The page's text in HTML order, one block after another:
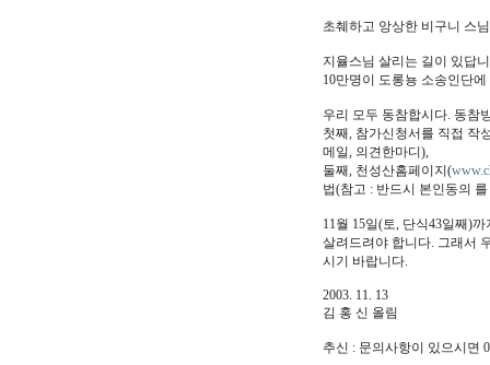
초췌하고 앙상한 비구니 스
지율스님 살리는 길이 있답
10만명이 도롱뇽 소송인단
우리 모두 동참합시다. 동참
첫째, 참가신청서를 직접 작
메일, 의견한마디),
둘째, 천성산홈페이지(
법(참고 : 반드시 본인동의
11월 15일(토, 단식43일째)
살려드려야 합니다. 그래서
시기 바랍니다.
2003. 11. 13
김 홍 신 올림
추신 : 문의사항이 있으시면